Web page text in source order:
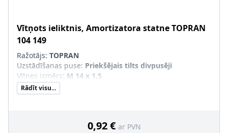
Vītņots ieliktnis, Amortizatora statneTOPRAN
104 149
Ražotājs: TOPRAN
Uzstādīšanas puse: Priekšējais tilts divpusēji
Vītnes izmērs: M 14 x 1,5
Rādīt visu...
0,92 € ar PVN